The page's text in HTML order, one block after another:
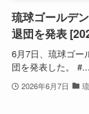
琉球ゴールデ
退団を発表
6月7日、琉球ゴー
団を発表した。 #...
2026年6月7日